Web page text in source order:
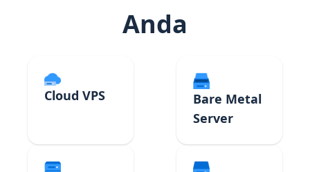
Anda
Cloud VPS
Bare Metal
Server